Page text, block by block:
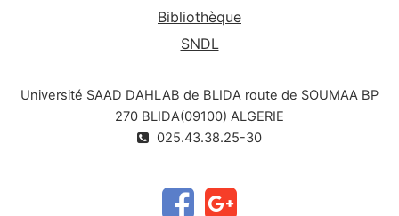
Bibliothèque
SNDL
Université SAAD DAHLAB de BLIDA route de SOUMAA BP
270 BLIDA(09100) ALGERIE
025.43.38.25-30